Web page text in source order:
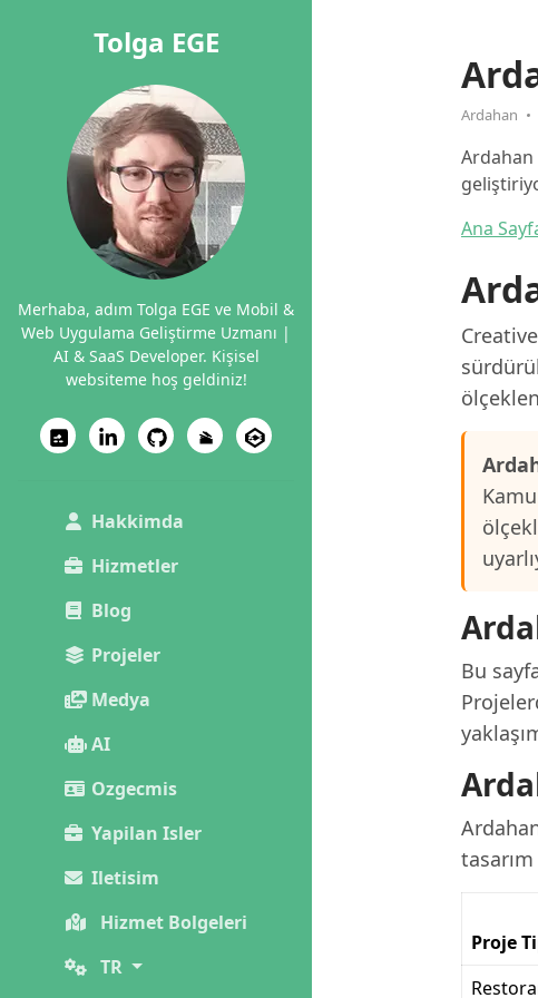
Tolga EGE
Merhaba, adım Tolga EGE ve Mobil &
Web Uygulama Geliştirme Uzmanı |
AI & SaaS Developer. Kişisel
websiteme hoş geldiniz!
Hakkimda
Hizmetler
Blog
Projeler
Medya
AI
Ozgecmis
Yapilan Isler
Iletisim
Hizmet Bolgeleri
TR
Ardahan
Ardahan
Ana
Bu
Proje